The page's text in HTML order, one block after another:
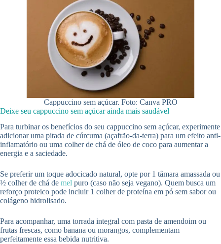
Cappuccino sem açúcar. Foto: Canva PRO
Deixe seu cappuccino sem açúcar ainda mais saudável
Para turbinar os benefícios do seu cappuccino sem açúcar, experimente
adicionar uma pitada de cúrcuma (açafrão-da-terra) para um efeito anti-
inflamatório ou uma colher de chá de óleo de coco para aumentar a
energia e a saciedade.
Se preferir um toque adocicado natural, opte por 1 tâmara amassada ou
½ colher de chá de mel puro (caso não seja vegano). Quem busca um
reforço proteico pode incluir 1 colher de proteína em pó sem sabor ou
colágeno hidrolisado.
Para acompanhar, uma torrada integral com pasta de amendoim ou
frutas frescas, como banana ou morangos, complementam
perfeitamente essa bebida nutritiva.